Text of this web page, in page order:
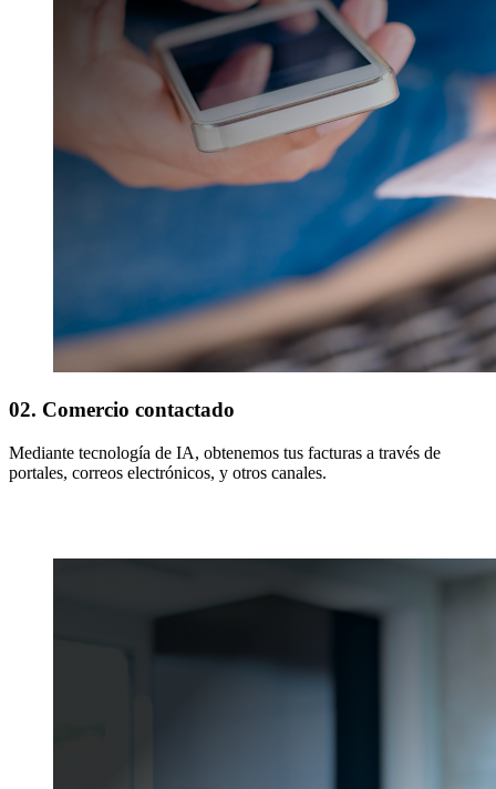
02. Comercio contactado
Mediante tecnología de IA, obtenemos tus facturas a través de
portales, correos electrónicos, y otros canales.